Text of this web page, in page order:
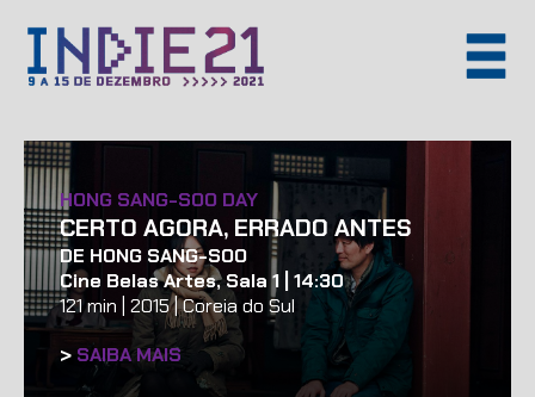
HONG SANG-SOO DAY
CERTO AGORA, ERRADO ANTES
DE HONG SANG-SOO
Cine Belas Artes, Sala 1 | 14:30
121 min | 2015 | Coreia do Sul
> SAIBA MAIS